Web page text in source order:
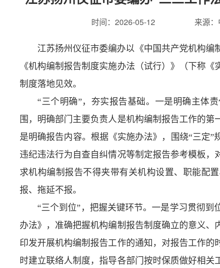
时间： 2026-05-12 来源：
江苏扬州仪征市委编办以《中国共产党机构
《机构编制报告制度实施办法（试行）》（下称
制度落地见效。
“三个明确”，夯实报告基础。一是明确主体
围，明确部门主要负责人是机构编制报告工作的
是明确报告内容。根据《实施办法》，围绕“三定
违纪违法行为自查自纠情况等制定报告参考模板
求机构编制报告不得夹带有关机构设置、职能配
报、拖延不报。
“三个到位”，把握关键环节。一是学习贯彻
办法》，准确把握机构编制报告制度确立的意义
印发开展机构编制报告工作的通知，对报告工作
时建立联络人制度，指导各部门按时保质做好相